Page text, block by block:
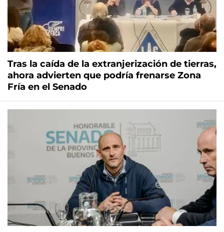
Tras la caída de la extranjerización de tierras,
ahora advierten que podría frenarse Zona
Fría en el Senado